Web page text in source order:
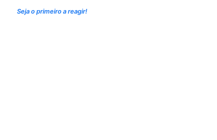
Seja o primeiro a reagir!